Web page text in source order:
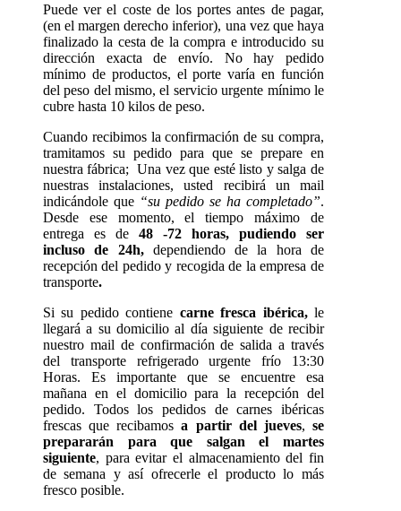
Puede ver el coste de los portes antes de pagar,
(en el margen derecho inferior), una vez que haya
finalizado la cesta de la compra e introducido su
dirección exacta de envío. No hay pedido
mínimo de productos, el porte varía en función
del peso del mismo, el servicio urgente mínimo le
cubre hasta 10 kilos de peso.
Cuando recibimos la confirmación de su compra,
tramitamos su pedido para que se prepare en
nuestra fábrica; Una vez que esté listo y salga de
nuestras instalaciones, usted recibirá un mail
indicándole que “su pedido se ha completado”.
Desde ese momento, el tiempo máximo de
entrega es de
48 -72 horas, pudiendo ser
incluso de 24h, dependiendo de la hora de
recepción del pedido y recogida de la empresa de
transporte.
Si su pedido contiene carne fresca ibérica, le
llegará a su domicilio al día siguiente de recibir
nuestro mail de confirmación de salida a través
del transporte refrigerado urgente frío 13:30
Horas. Es importante que se encuentre esa
mañana en el domicilio para la recepción del
pedido. Todos los pedidos de carnes ibéricas
frescas que recibamosa partir del jueves, se
prepararán para que salgan el martes
siguiente, para evitar el almacenamiento del fin
de semana y así ofrecerle el producto lo más
fresco posible.